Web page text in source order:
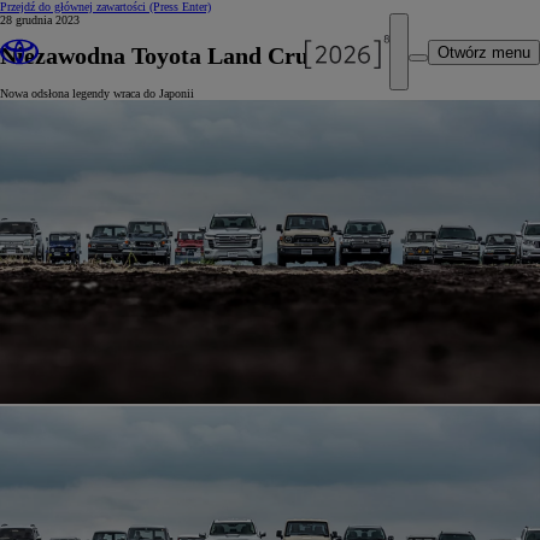
Przejdź do głównej zawartości (Press Enter)
Otwórz menu
28 grudnia 2023
Niezawodna Toyota Land Cruiser 70
Nowa odsłona legendy wraca do Japonii